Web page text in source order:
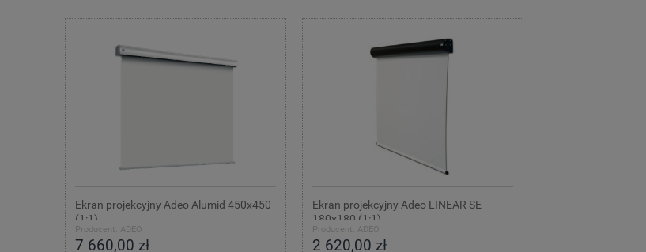
Ekran projekcyjny Adeo Alumid 450x450
(1:1)
Producent: ADEO
7 660,00 zł
Ekran projekcyjny Adeo LINEAR SE
180x180 (1:1)
Producent: ADEO
2 620,00 zł